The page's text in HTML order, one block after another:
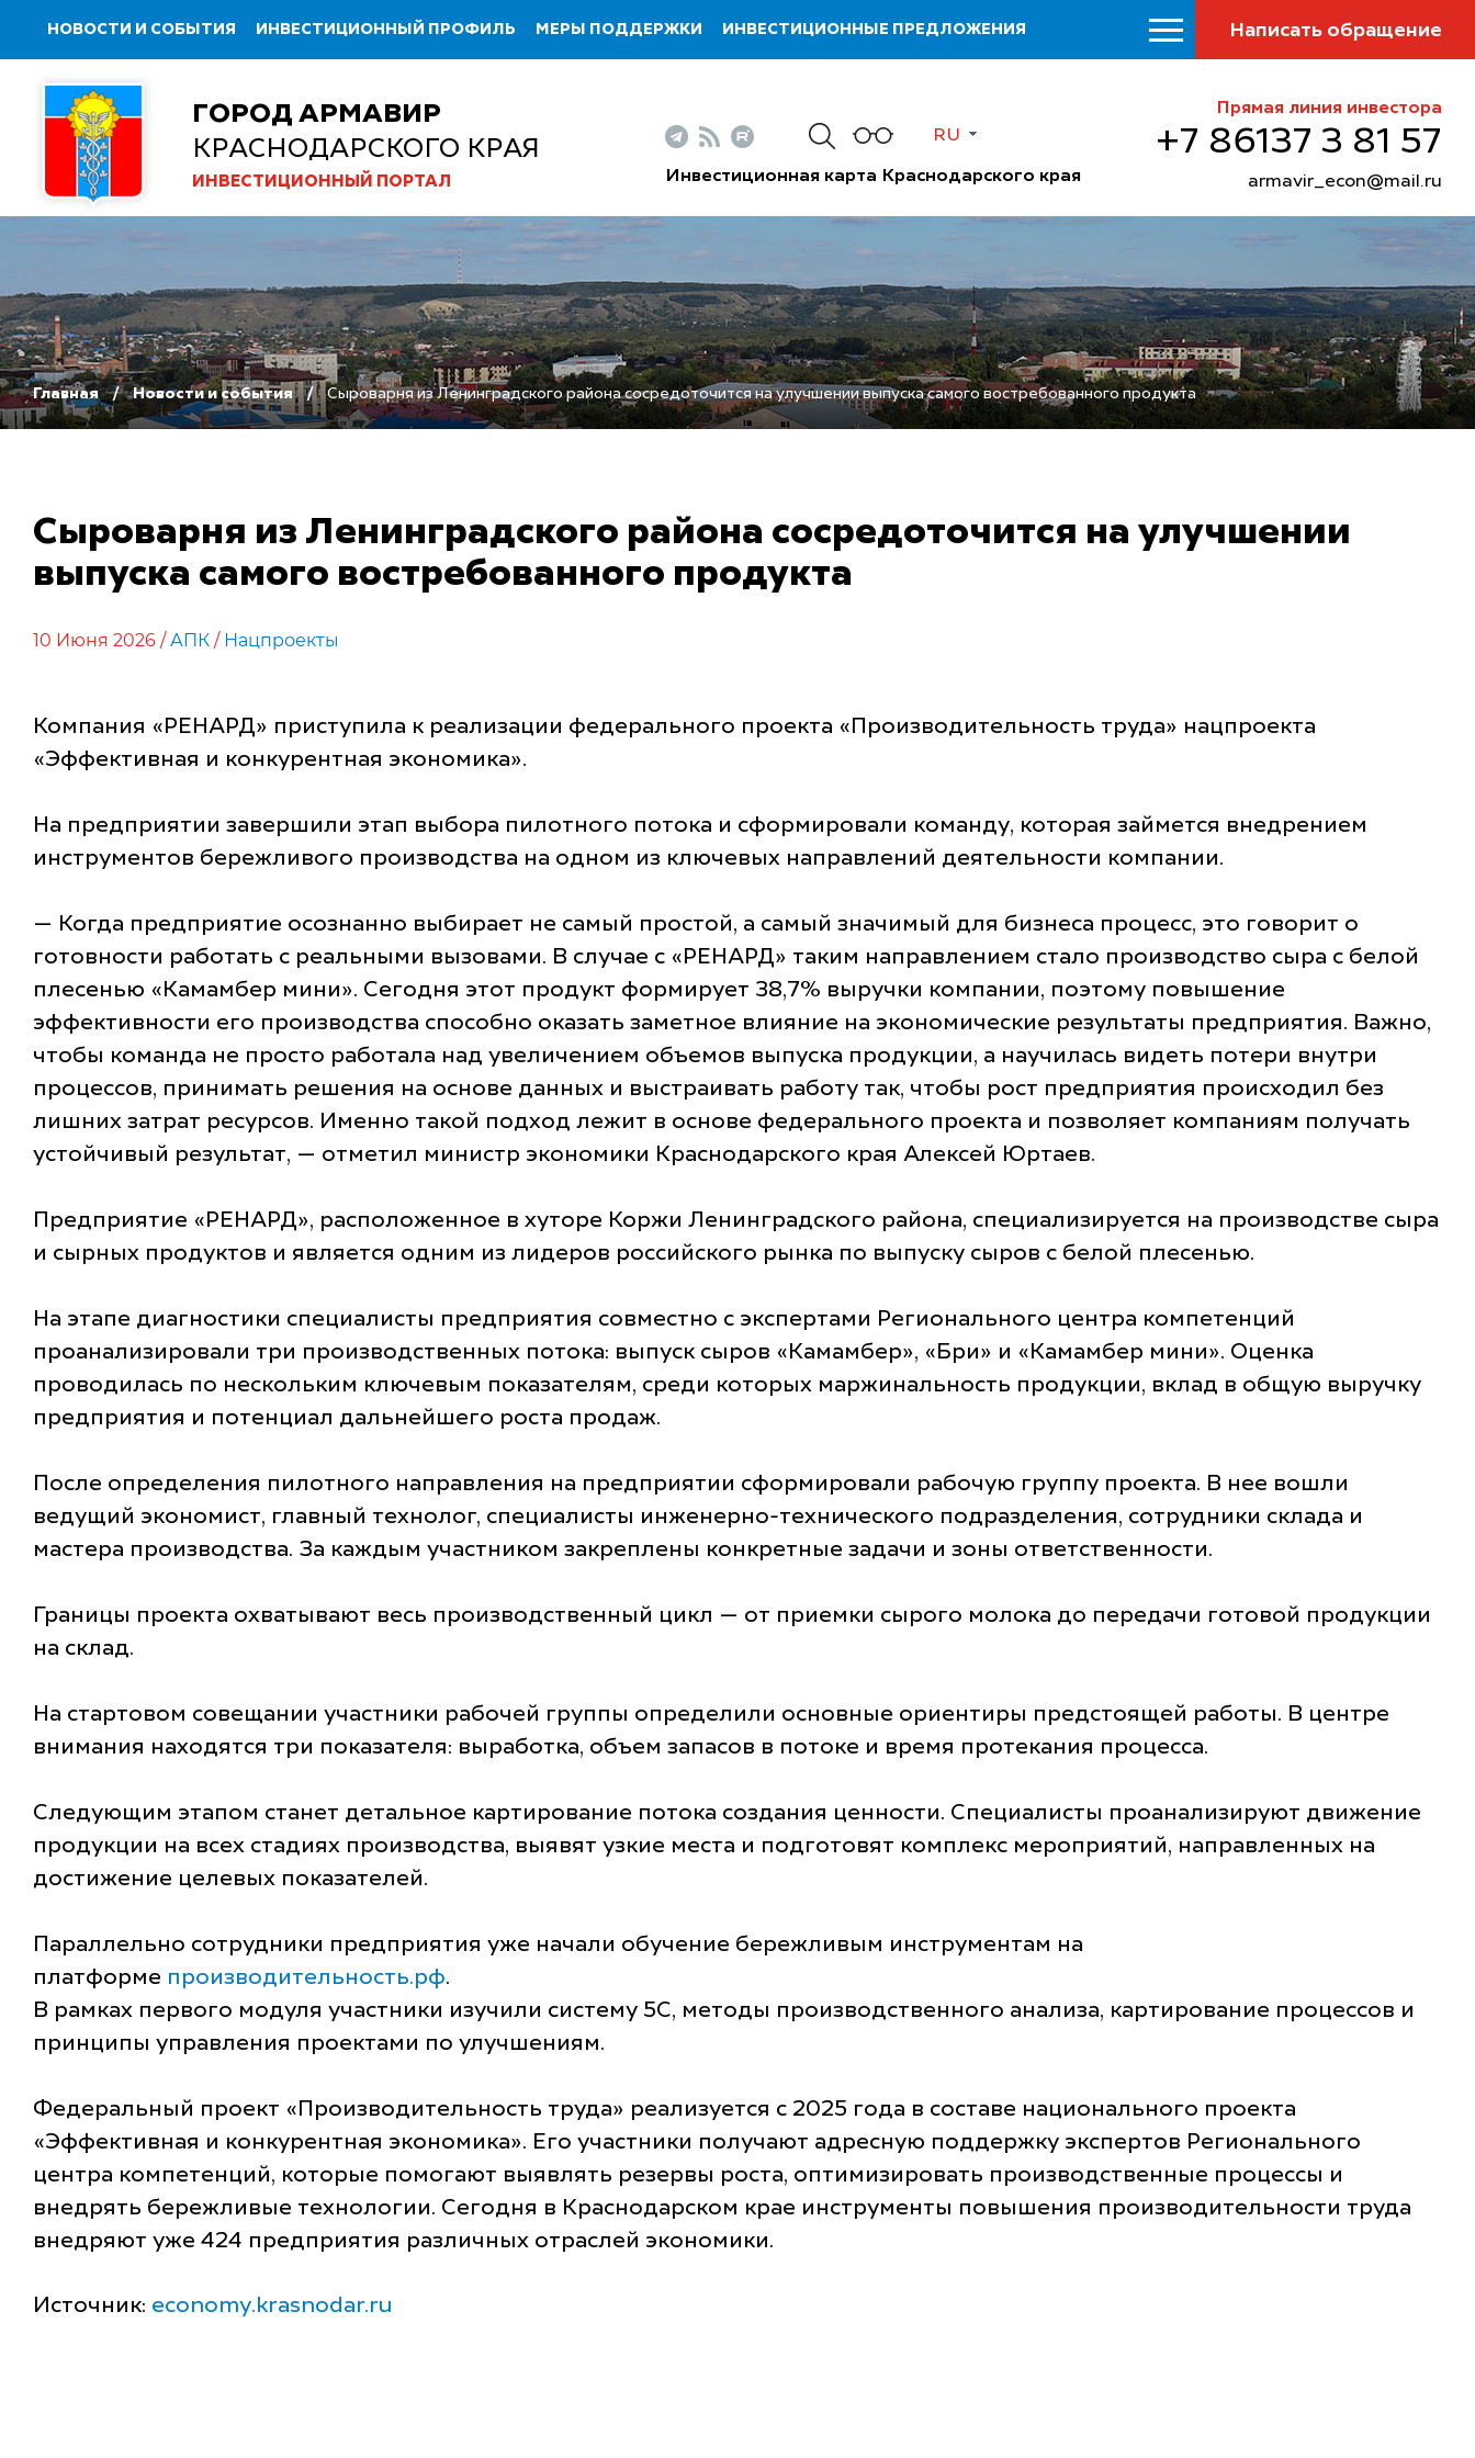
НОВОСТИ И СОБЫТИЯ ИНВЕСТИЦИОННЫЙ ПРОФИЛЬ МЕРЫ ПОДДЕРЖКИ ИНВЕСТИЦИОННЫЕ ПРЕДЛОЖЕНИЯ Написать обращение
ГОРОД АРМАВИР
КРАСНОДАРСКОГО КРАЯ
ИНВЕСТИЦИОННЫЙ ПОРТАЛ
RU
Инвестиционная карта Краснодарского края
Прямая линия инвестора
+7 86137 3 81 57
armavir_econ@mail.ru
Главная Новости и события Сыроварня из Ленинградского района сосредоточится на улучшении выпуска самого востребованного продукта
Сыроварня из Ленинградского района сосредоточится на улучшении
выпуска самого востребованного продукта
10 Июня 2026 / АПК / Нацпроекты
Компания «РЕНАРД» приступила к реализации федерального проекта «Производительность труда» нацпроекта
«Эффективная и конкурентная экономика».
На предприятии завершили этап выбора пилотного потока и сформировали команду, которая займется внедрением
инструментов бережливого производства на одном из ключевых направлений деятельности компании.
— Когда предприятие осознанно выбирает не самый простой, а самый значимый для бизнеса процесс, это говорит о
готовности работать с реальными вызовами. В случае с «РЕНАРД» таким направлением стало производство сыра с белой
плесенью «Камамбер мини». Сегодня этот продукт формирует 38,7% выручки компании, поэтому повышение
эффективности его производства способно оказать заметное влияние на экономические результаты предприятия. Важно,
чтобы команда не просто работала над увеличением объемов выпуска продукции, а научилась видеть потери внутри
процессов, принимать решения на основе данных и выстраивать работу так, чтобы рост предприятия происходил без
лишних затрат ресурсов. Именно такой подход лежит в основе федерального проекта и позволяет компаниям получать
устойчивый результат, — отметил министр экономики Краснодарского края Алексей Юртаев.
Предприятие «РЕНАРД», расположенное в хуторе Коржи Ленинградского района, специализируется на производстве сыра
и сырных продуктов и является одним из лидеров российского рынка по выпуску сыров с белой плесенью.
На этапе диагностики специалисты предприятия совместно с экспертами Регионального центра компетенций
проанализировали три производственных потока: выпуск сыров «Камамбер», «Бри» и «Камамбер мини». Оценка
проводилась по нескольким ключевым показателям, среди которых маржинальность продукции, вклад в общую выручку
предприятия и потенциал дальнейшего роста продаж.
После определения пилотного направления на предприятии сформировали рабочую группу проекта. В нее вошли
ведущий экономист, главный технолог, специалисты инженерно-технического подразделения, сотрудники склада и
мастера производства. За каждым участником закреплены конкретные задачи и зоны ответственности.
Границы проекта охватывают весь производственный цикл — от приемки сырого молока до передачи готовой продукции
на склад.
На стартовом совещании участники рабочей группы определили основные ориентиры предстоящей работы. В центре
внимания находятся три показателя: выработка, объем запасов в потоке и время протекания процесса.
Следующим этапом станет детальное картирование потока создания ценности. Специалисты проанализируют движение
продукции на всех стадиях производства, выявят узкие места и подготовят комплекс мероприятий, направленных на
достижение целевых показателей.
Параллельно сотрудники предприятия уже начали обучение бережливым инструментам на
платформе производительность.рф.
В рамках первого модуля участники изучили систему 5С, методы производственного анализа, картирование процессов и
принципы управления проектами по улучшениям.
Федеральный проект «Производительность труда» реализуется с 2025 года в составе национального проекта
«Эффективная и конкурентная экономика». Его участники получают адресную поддержку экспертов Регионального
центра компетенций, которые помогают выявлять резервы роста, оптимизировать производственные процессы и
внедрять бережливые технологии. Сегодня в Краснодарском крае инструменты повышения производительности труда
внедряют уже 424 предприятия различных отраслей экономики.
Источник: economy.krasnodar.ru